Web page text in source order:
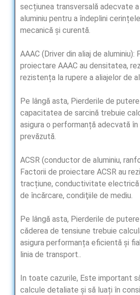
secțiunea transversală adecvate
aluminiu pentru a îndeplini
mecanică și curentă.
AAAC (Driver din aliaj de aluminiu):
proiectare AAAC au densitatea,
rezistența la rupere a aliajelor de
Pe lângă asta, Pierderile de putere
capacitatea de sarcină trebuie
asigura o performanță adecvată
prevăzută.
ACSR (conductor de aluminiu,
Factorii de proiectare ACSR au
tracțiune, conductivitate
de încărcare, condiţiile de mediu.
Pe lângă asta, Pierderile de
căderea de tensiune trebuie
asigura performanța eficientă și
linia de transport..
In toate cazurile, Este important
calcule detaliate și să luați în